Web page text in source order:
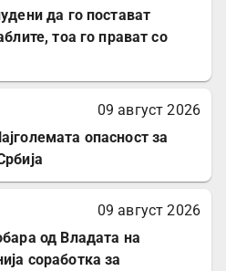
да го постават
тоа го прават со
09 август 2026
опасност за
09 август 2026
од Владата на
соработка за